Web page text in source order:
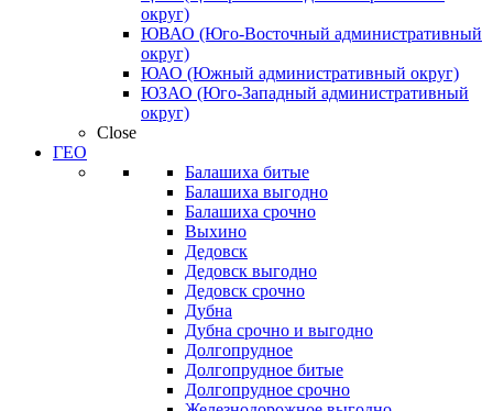
округ)
ЮВАО (Юго-Восточный административный
округ)
ЮАО (Южный административный округ)
ЮЗАО (Юго-Западный административный
округ)
Close
ГЕО
Балашиха битые
Балашиха выгодно
Балашиха срочно
Выхино
Дедовск
Дедовск выгодно
Дедовск срочно
Дубна
Дубна срочно и выгодно
Долгопрудное
Долгопрудное битые
Долгопрудное срочно